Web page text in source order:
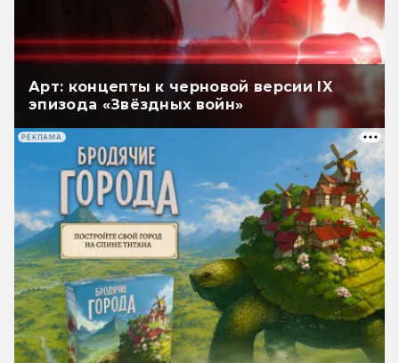
Арт: концепты к черновой версии IX
эпизода «Звёздных войн»
РЕКЛАМА